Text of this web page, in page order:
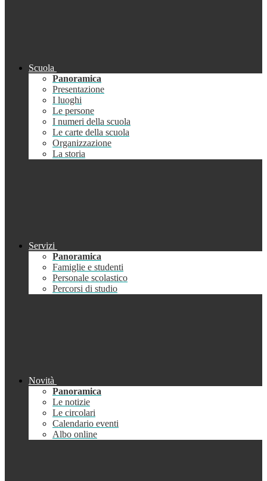
Scuola
Panoramica
Presentazione
I luoghi
Le persone
I numeri della scuola
Le carte della scuola
Organizzazione
La storia
Servizi
Panoramica
Famiglie e studenti
Personale scolastico
Percorsi di studio
Novità
Panoramica
Le notizie
Le circolari
Calendario eventi
Albo online